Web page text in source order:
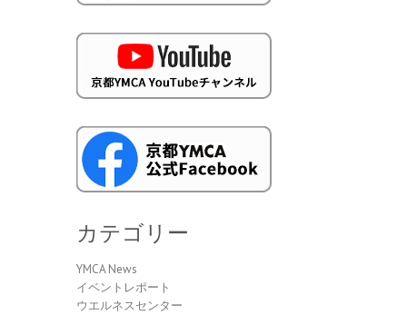
カテゴリー
YMCA News
イベントレポート
ウエルネスセンター